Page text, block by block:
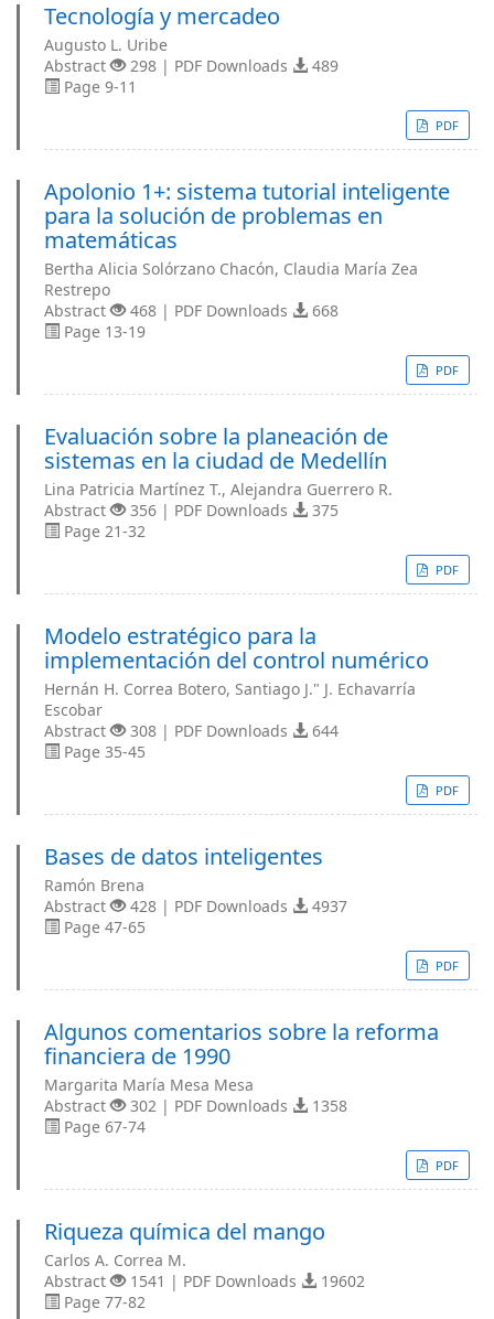
Tecnología y mercadeo
Augusto L. Uribe
Abstract
298 | PDF Downloads
489
Page 9-11
PDF
Apolonio 1+: sistema tutorial inteligente
para la solución de problemas en
matemáticas
Bertha Alicia Solórzano Chacón, Claudia María Zea
Restrepo
Abstract
468 | PDF Downloads
668
Page 13-19
PDF
Evaluación sobre la planeación de
sistemas en la ciudad de Medellín
Lina Patricia Martínez T., Alejandra Guerrero R.
Abstract
356 | PDF Downloads
375
Page 21-32
PDF
Modelo estratégico para la
implementación del control numérico
Hernán H. Correa Botero, Santiago J." J. Echavarría
Escobar
Abstract
308 | PDF Downloads
644
Page 35-45
PDF
Bases de datos inteligentes
Ramón Brena
Abstract
428 | PDF Downloads
4937
Page 47-65
PDF
Algunos comentarios sobre la reforma
financiera de 1990
Margarita María Mesa Mesa
Abstract
302 | PDF Downloads
1358
Page 67-74
PDF
Riqueza química del mango
Carlos A. Correa M.
Abstract
1541 | PDF Downloads
19602
Page 77-82